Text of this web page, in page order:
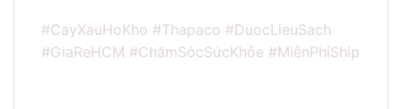
#CayXauHoKho #Thapaco #DuocLieuSach
#GiaReHCM #ChămSócSứcKhỏe #MiễnPhíShip